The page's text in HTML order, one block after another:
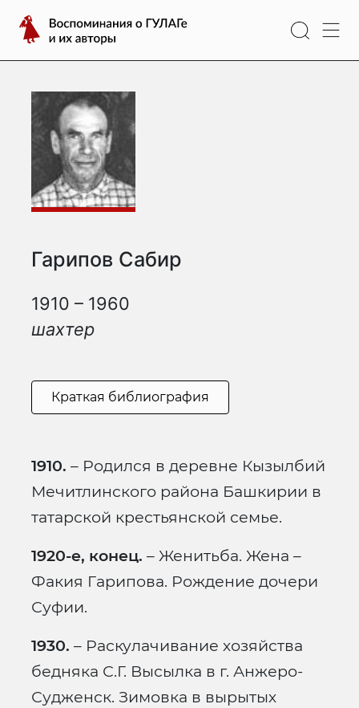
содержимому
Воспоминания
о
ГУЛАГе
их
авторы
Гарипов Сабир
1910 – 1960
шахтер
Краткая библиография
1910. – Родился в деревне Кызылбий
Мечитлинского района Башкирии в
татарской крестьянской семье.
1920-е, конец. – Женитьба. Жена –
Факия Гарипова. Рождение дочери
Суфии.
1930. – Раскулачивание хозяйства
бедняка С.Г. Высылка в г. Анжеро-
Судженск. Зимовка в вырытых